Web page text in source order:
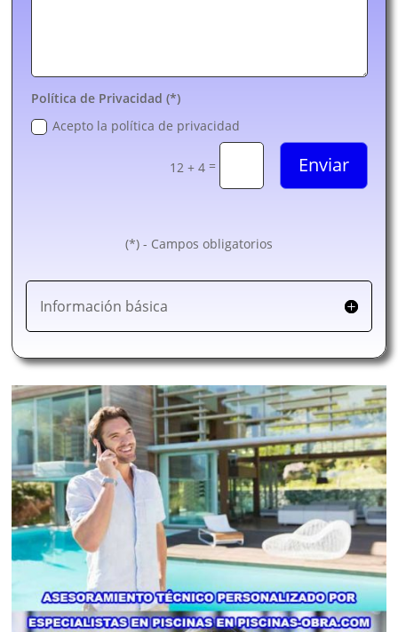
Política de Privacidad (*)
Acepto la política de privacidad
12 + 4 = Enviar
(*) - Campos obligatorios
Información básica